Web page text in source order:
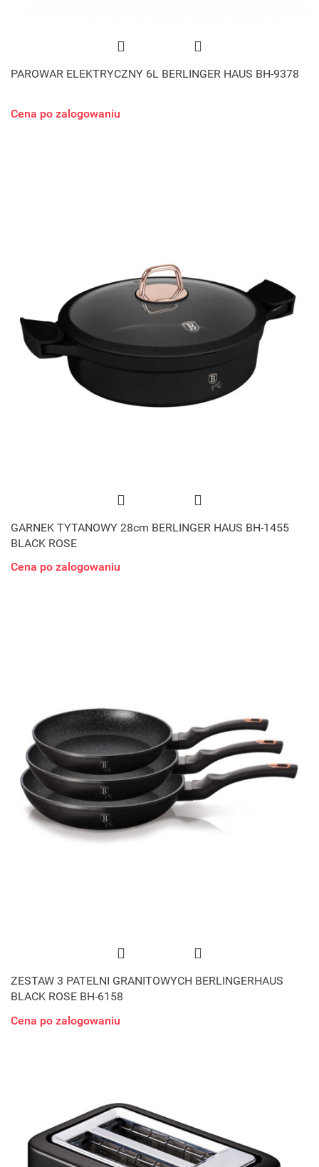
PAROWAR ELEKTRYCZNY 6L BERLINGER HAUS BH-9378
Cena po zalogowaniu
GARNEK TYTANOWY 28cm BERLINGER HAUS BH-1455
BLACK ROSE
Cena po zalogowaniu
ZESTAW 3 PATELNI GRANITOWYCH BERLINGERHAUS
BLACK ROSE BH-6158
Cena po zalogowaniu